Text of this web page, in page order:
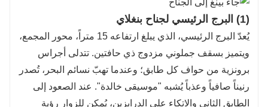
(1) البرج الرئيسي لجناح بنغلاي
يُعدّ البرج الرئيسي، الذي يبلغ ارتفاعه 15 متراً، محور المجمع،
ويتميز بسقف جملوني مزدوج ذي حافتين. تتدلى أجراس
برونزية من حواف كل طابق؛ وعندما تهبّ نسائم البحر، تُصدر
رنيناً صافياً وعذباً يُشبه "موسيقى خالدة". عند الصعود إلى
الطابق الثاني والاتكاء على الدرابزين، يُمكن للزوار رؤية